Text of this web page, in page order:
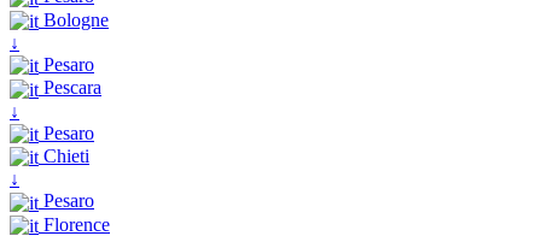
Bologne
↓
Pesaro
Pescara
↓
Pesaro
Chieti
↓
Pesaro
Florence